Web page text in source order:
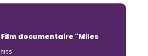
documentaire "Miles